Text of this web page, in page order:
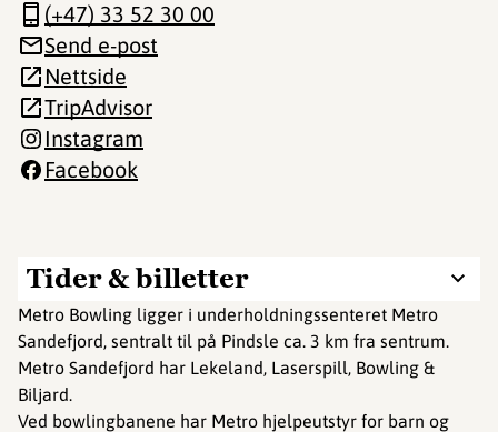
Tider & billetter
​​​​​Metro Bowling ligger i underholdningssenteret Metro
Sandefjord, sentralt til på Pindsle ca. 3 km fra sentrum.
Metro Sandefjord har Lekeland, Laserspill, Bowling &
Biljard.
Ved bowlingbanene har Metro hjelpeutstyr for barn og
(+47) 33 52 30 00
Send e-post
Nettside
TripAdvisor
Instagram
Facebook